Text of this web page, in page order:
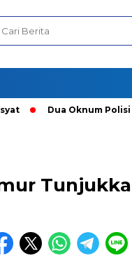
Dua Oknum Polisi di Riau